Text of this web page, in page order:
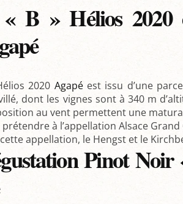
B » Hélios 2020
2020 Agapéest issu d’une
dont les vignes sont à 340 m
au vent permettent une
à l’appellation Alsace
appellation, le Hengst et le
Pinot